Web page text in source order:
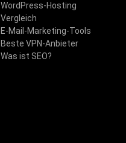
WordPress-Hosting
Vergleich
E-Mail-Marketing-Tools
Beste VPN-Anbieter
Was ist SEO?